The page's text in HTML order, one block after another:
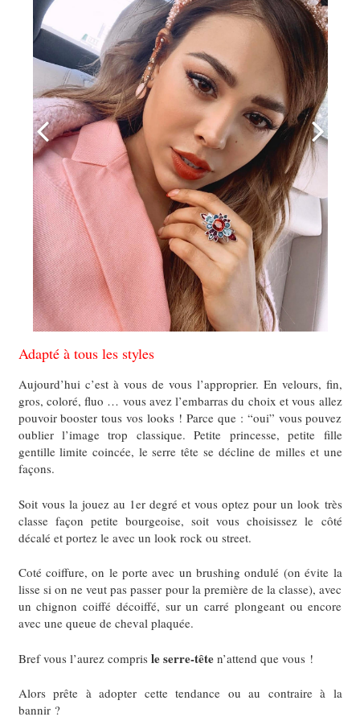
Adapté à tous les styles
Aujourd’hui c’est à vous de vous l’approprier. En velours, fin,
gros, coloré, fluo … vous avez l’embarras du choix et vous allez
pouvoir booster tous vos looks ! Parce que : “oui” vous pouvez
oublier l’image trop classique. Petite princesse, petite fille
gentille limite coincée, le serre tête se décline de milles et une
façons.
Soit vous la jouez au 1er degré et vous optez pour un look très
classe façon petite bourgeoise, soit vous choisissez le côté
décalé et portez le avec un look rock ou street.
Coté coiffure, on le porte avec un brushing ondulé (on évite la
lisse si on ne veut pas passer pour la première de la classe), avec
un chignon coiffé décoiffé, sur un carré plongeant ou encore
avec une queue de cheval plaquée.
Bref vous l’aurez compris le serre-têten’attend que vous !
Alors prête à adopter cette tendance ou au contraire à la
bannir ?